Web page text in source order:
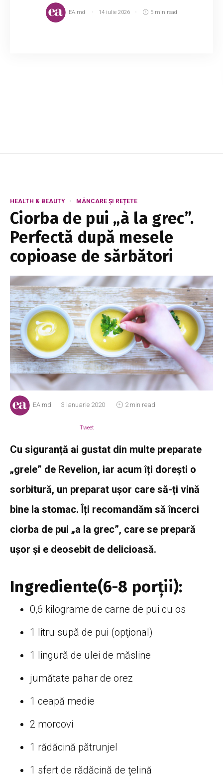
EA.md 14 iulie 2026 5 min read
HEALTH & BEAUTY MÂNCARE ȘI REȚETE
Ciorba de pui „à la grec”.
Perfectă după mesele
copioase de sărbători
EA.md 3 ianuarie 2020 2 min read
Tweet
Cu siguranță ai gustat din multe preparate
„grele” de Revelion, iar acum îți dorești o
sorbitură, un preparat ușor care să-ți vină
bine la stomac. Îți recomandăm să încerci
ciorba de pui „a la grec”, care se prepară
ușor și e deosebit de delicioasă.
Ingrediente(6-8 porții):
0,6 kilograme de carne de pui cu os
1 litru supă de pui (opţional)
1 lingură de ulei de măsline
jumătate pahar de orez
1 ceapă medie
2 morcovi
1 rădăcină pătrunjel
1 sfert de rădăcină de ţelină